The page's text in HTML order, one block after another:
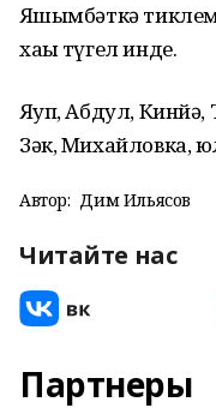
Яҡшымбәткә
хаҡы түгел инде.
Яҡуп, Абдул,
Зәк, Михайловка,
Автор: Дим Ильясов
Читайте нас
Партнеры